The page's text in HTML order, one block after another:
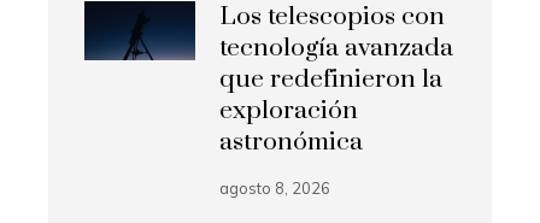
Los telescopios con
tecnología avanzada
que redefinieron la
exploración
astronómica
agosto 8, 2026